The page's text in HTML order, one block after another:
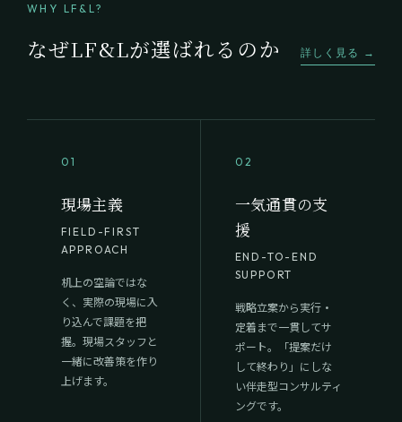
WHY LF&L?
なぜLF&Lが選ばれるのか 詳しく見る →
01
現場主義
FIELD-FIRST
APPROACH
机上の空論ではな
く、実際の現場に入
り込んで課題を把
握。現場スタッフと
一緒に改善策を作り
上げます。
02
一気通貫の支
援
END-TO-END
SUPPORT
戦略立案から実行・
定着まで一貫してサ
ポート。「提案だけ
して終わり」にしな
い伴走型コンサルティ
ングです。